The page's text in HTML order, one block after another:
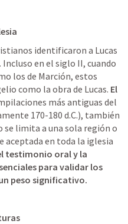
identificaron a Lucas
en el siglo II, cuando
los de Marción, estos
como la obra de Lucas. El
más antiguas del
170-180 d.C.), también
se limita a una sola región o
aceptada en toda la iglesia
testimonio oral y la
para validar los
peso significativo.